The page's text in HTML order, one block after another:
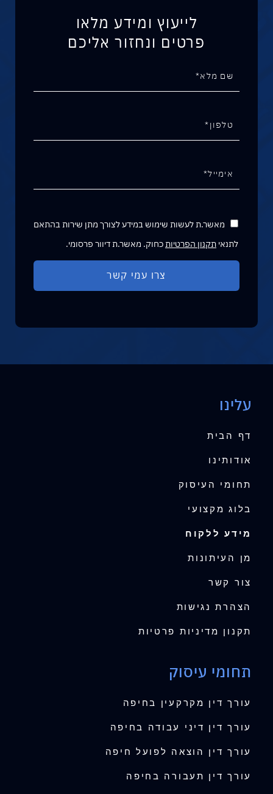
לייעוץ ומידע מלאו
פרטים ונחזור אליכם
מאשר.ת לעשות שימוש במידע לצורך מתן שירות בהתאם
לתנאי תקנון הפרטיות כחוק. מאשר.ת דיוור פרסומי.
עלינו
דף הבית
אודותינו
תחומי העיסוק
בלוג מקצועי
מידע ללקוח
מן העיתונות
צור קשר
הצהרת נגישות
תקנון מדיניות פרטיות
תחומי עיסוק
עורך דין מקרקעין בחיפה
עורך דין דיני עבודה בחיפה
עורך דין הוצאה לפועל חיפה
עורך דין תעבורה בחיפה